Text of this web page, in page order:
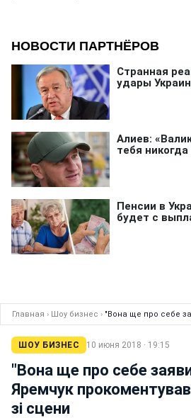
Главная › Шоу бизнес › "Вона ще про себе
ШОУ БИЗНЕС 10 июня 2018 · 19:15
"Вона ще про себе
Яремчук прокоментував
зі сцени